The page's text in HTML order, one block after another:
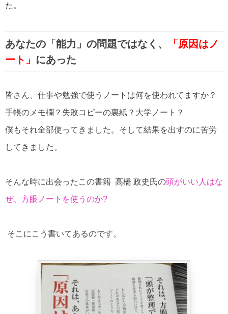
た。
あなたの「能力」の問題ではなく、
「原因はノ
ート」 にあった
皆さん、仕事や勉強で使うノートは何を使われてますか？
手帳のメモ欄？失敗コピーの裏紙？大学ノート？
僕もそれ全部使ってきました。そして結果を出すのに苦労
してきました。
そんな時に出会ったこの書籍 高橋 政史氏の頭がいい人はな
ぜ、方眼ノートを使うのか?
そこにこう書いてあるのです。